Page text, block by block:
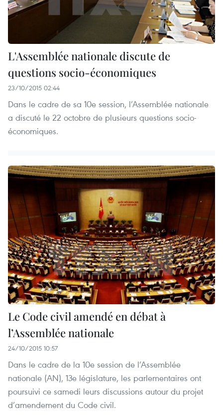
L'Assemblée nationale discute de
questions socio-économiques
23/10/2015 02:44
Dans le cadre de sa 10e session, l’Assemblée nationale
a discuté le 22 octobre de plusieurs questions socio-
économiques.
Le Code civil amendé en débat à
l’Assemblée nationale
24/10/2015 10:57
Dans le cadre de la 10e session de l’Assemblée
nationale (AN), 13e législature, les parlementaires ont
poursuivi ce samedi leurs discussions autour du projet
d’amendement du Code civil.